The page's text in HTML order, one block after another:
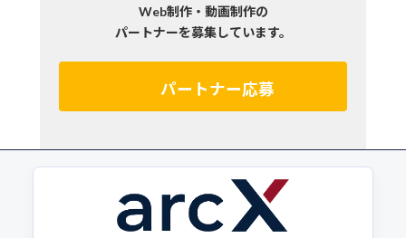
Web制作・動画制作の
パートナーを募集しています。
パートナー応募